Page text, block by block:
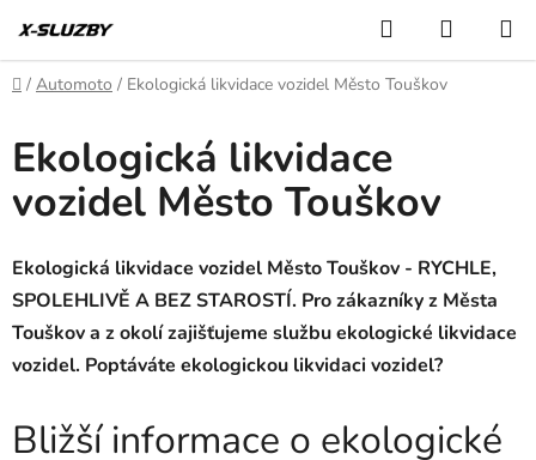
na
obsah
Hledat
KOŠÍK
Domů
/ Automoto / Ekologická likvidace vozidel Město Touškov
Ekologická likvidace
vozidel Město Touškov
Ekologická likvidace vozidel Město Touškov - RYCHLE,
SPOLEHLIVĚ A BEZ STAROSTÍ. Pro zákazníky z Města
Touškov a z okolí zajišťujeme službu ekologické likvidace
vozidel. Poptáváte ekologickou likvidaci vozidel?
Bližší informace o ekologické